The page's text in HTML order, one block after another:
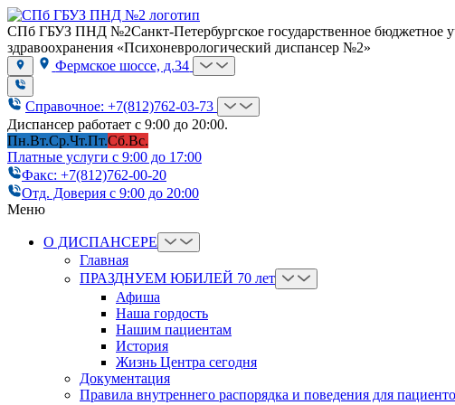
СПб ГБУЗ ПНД №2Санкт-Петербургское государственное бюджетное
здравоохранения «Психоневрологический диспансер №2»
Фермское шоссе, д.34
Справочное: +7(812)762-03-73
Диспансер работает с 9:00 до 20:00.
Пн.Вт.Ср.Чт.Пт.Сб.Вс.
Платные услуги с 9:00 до 17:00
Факс: +7(812)762-00-20
Отд. Доверия с 9:00 до 20:00
Меню
О ДИСПАНСЕРЕ
Главная
ПРАЗДНУЕМ ЮБИЛЕЙ 70 лет
Афиша
Наша гордость
Нашим пациентам
История
Жизнь Центра сегодня
Документация
Правила внутреннего распорядка и поведения для